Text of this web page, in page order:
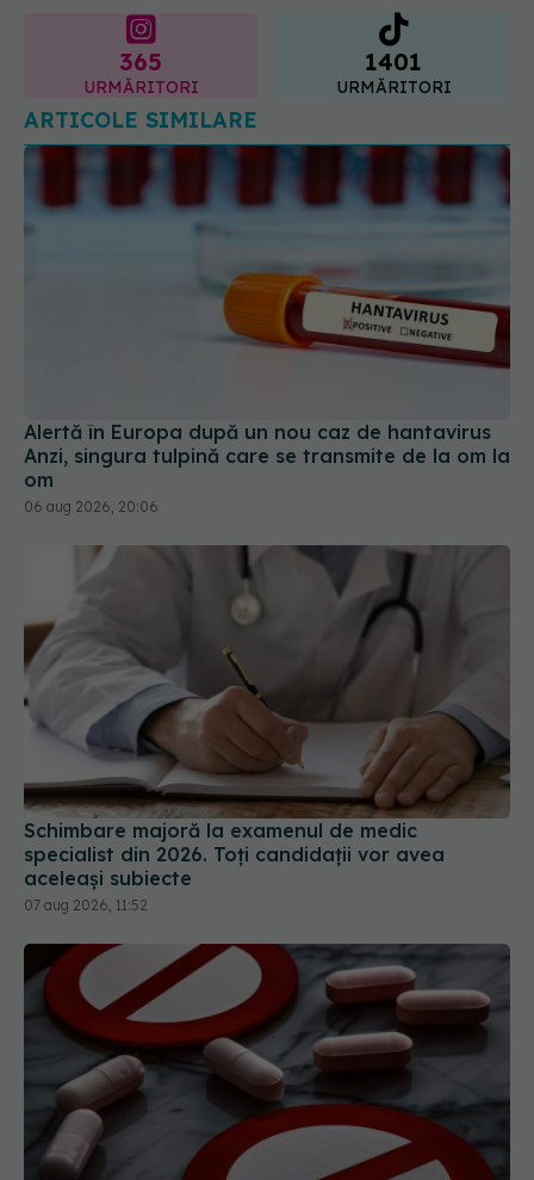
Alertă în Europa după un nou caz de hantavirus
Anzi, singura tulpină care se transmite de la om la
Schimbare majoră la examenul de medic
specialist din 2026. Toți candidații vor avea
aceleași subiecte
07 aug 2026, 11:52
Colebil și Panzcebil, blocate temporar în farmacii.
ANMDMR explică de ce a luat măsura
06 aug 2026, 16:37